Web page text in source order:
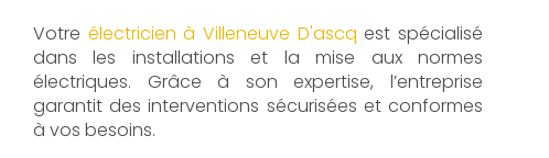
Votre électricien à Villeneuve D'ascq est spécialisé
dans les installations et la mise aux normes
électriques. Grâce à son expertise, l’entreprise
garantit des interventions sécurisées et conformes
à vos besoins.